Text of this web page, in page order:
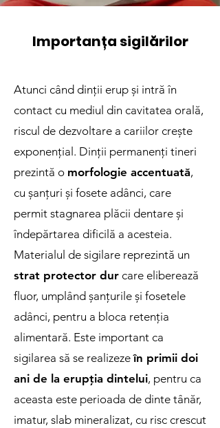
Importanța sigilărilor
Atunci când dinții erup și intră în
contact cu mediul din cavitatea orală,
riscul de dezvoltare a cariilor crește
exponențial. Dinții permanenți tineri
prezintă o morfologie accentuată,
cu șanțuri și fosete adânci, care
permit stagnarea plăcii dentare și
îndepărtarea dificilă a acesteia.
Materialul de sigilare reprezintă un
strat protector dur care eliberează
fluor, umplând șanțurile și fosetele
adânci, pentru a bloca retenția
alimentară. Este important ca
sigilarea să se realizezeîn primii doi
ani de la erupția dintelui, pentru ca
aceasta este perioada de dinte tânăr,
imatur, slab mineralizat, cu risc crescut